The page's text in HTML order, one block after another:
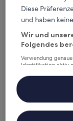
(1.001
Bewertungen)
Sheraton Grand
Diese
und haben
Wir und
Folgendes
Verwendung
Identifikation aktiv
Inhalte, Messung
Liste der